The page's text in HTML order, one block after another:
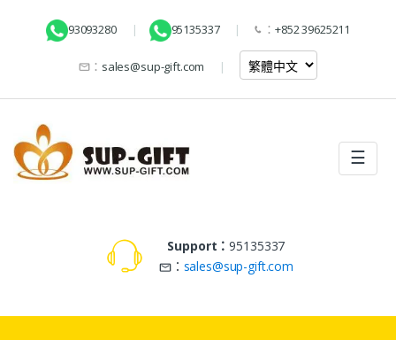
93093280 95135337 ： +852 39625211
： sales@sup-gift.com
☰
Support：95135337
： sales@sup-gift.com